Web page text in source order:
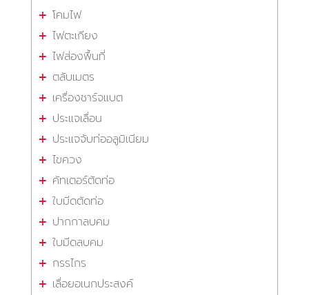
โคมไฟ
ไฟตะเกียง
ไฟส่องพื้นที่
ตลับเมตร
เครื่องชาร์จแบต
ประแจเลื่อน
ประแจจับท่ออลูมิเนียม
ไขควง
คัทเตอร์ตัดท่อ
ใบมีดตัดท่อ
ปากกาลบคม
ใบมีดลบคม
กรรไกร
เลื่อยอเนกประสงค์